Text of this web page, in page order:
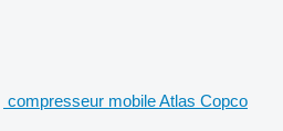
compresseur mobile Atlas Copco